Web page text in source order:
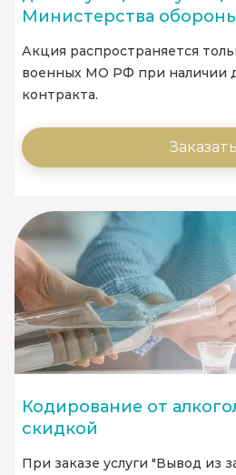
Министерства
Акция распространяется
военных МО РФ при наличии
контракта.
Заказать
Кодирование от
скидкой
При заказе услуги "Вывод из